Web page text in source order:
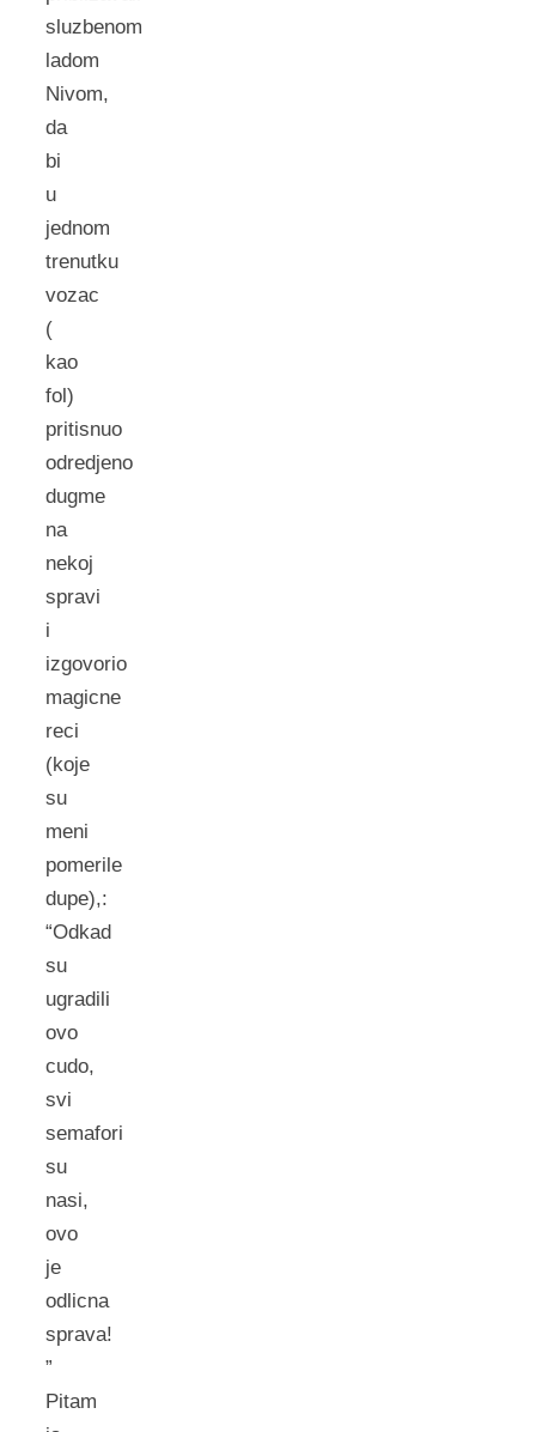
sluzbenom
ladom
Nivom,
da
bi
u
jednom
trenutku
vozac
(
kao
fol)
pritisnuo
odredjeno
dugme
na
nekoj
spravi
i
izgovorio
magicne
reci
(koje
su
meni
pomerile
dupe),:
“Odkad
su
ugradili
ovo
cudo,
svi
semafori
su
nasi,
ovo
je
odlicna
sprava!
”
Pitam